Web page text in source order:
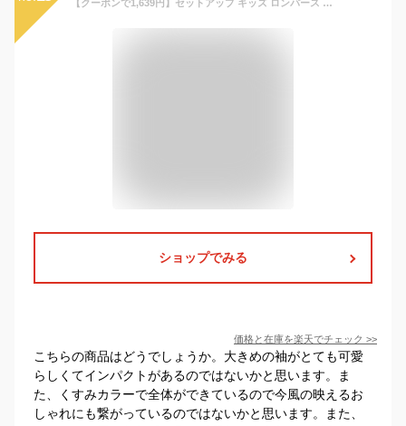
【クーポンで1,639円】セットアップ キッズ ロンパース ベビー服 女の子 男の子 新生児 トップス 半袖 ショートパンツ 子供服 夏服 上下セット 赤ちゃん 韓国子ども服 おしゃれ 可愛い 誕生日 出産お祝い プレゼント 保育園 お出かけ 66 73 80 90 100cm 1歳 2歳 3歳
ショップでみる
価格と在庫を楽天でチェック >>
こちらの商品はどうでしょうか。大きめの袖がとても可愛
らしくてインパクトがあるのではないかと思います。ま
た、くすみカラーで全体ができているので今風の映えるお
しゃれにも繋がっているのではないかと思います。また、